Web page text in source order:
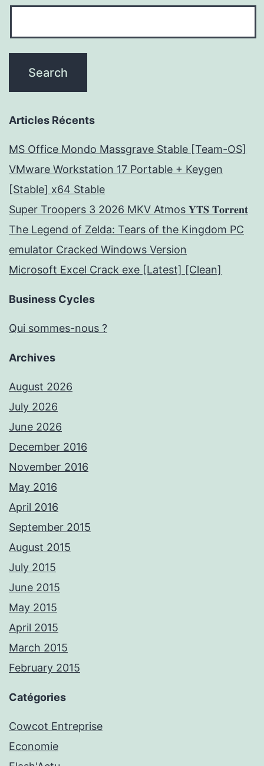
Articles Récents
MS Office Mondo Massgrave Stable [Team-OS]
VMware Workstation 17 Portable + Keygen
[Stable] x64 Stable
Super Troopers 3 2026 MKV Atmos 𝐘𝐓𝐒 𝐓𝐨𝐫𝐫𝐞𝐧𝐭
The Legend of Zelda: Tears of the Kingdom PC
emulator Cracked Windows Version
Microsoft Excel Crack exe [Latest] [Clean]
Business Cycles
Qui sommes-nous ?
Archives
August 2026
July 2026
June 2026
December 2016
November 2016
May 2016
April 2016
September 2015
August 2015
July 2015
June 2015
May 2015
April 2015
March 2015
February 2015
Catégories
Cowcot Entreprise
Economie